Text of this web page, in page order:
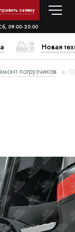
заявку
09:00-20:00
Новая
погрузчиков